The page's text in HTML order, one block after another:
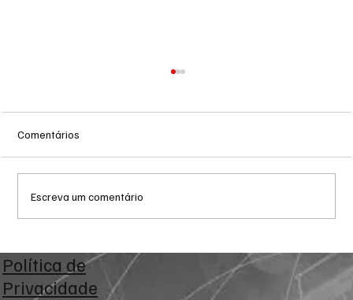
Reforma Tributária: empresas iniciam fase
de testes com exibição de IBS e CBS nas
notas fiscais
Comentários
Escreva um comentário
Política de
Privacidade